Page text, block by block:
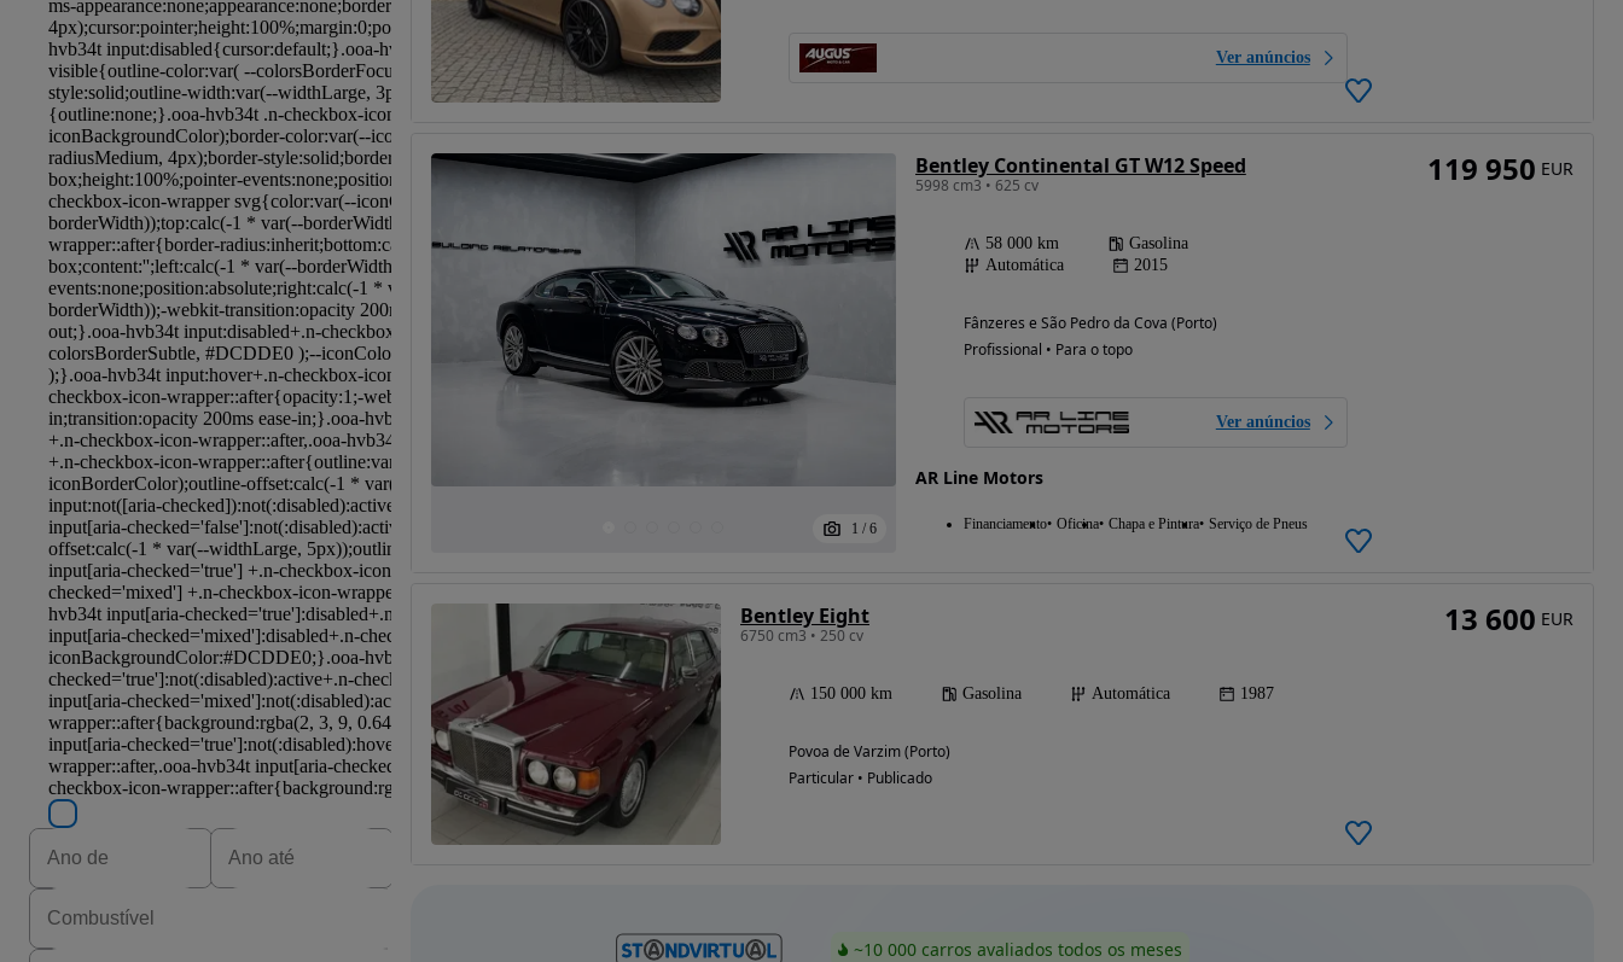
Ver anúncios
1 / 6
Bentley Continental GT W12 Speed
5998 cm3 • 625 cv
58 000 km
Gasolina
Automática
2015
Fânzeres e São Pedro da Cova (Porto)
Profissional • Para o topo
Ver anúncios
AR Line Motors
Financiamento Oficina Chapa e Pintura Serviço de Pneus
119 950 EUR
Bentley Eight
6750 cm3 • 250 cv
150 000 km Gasolina Automática 1987
Povoa de Varzim (Porto)
Particular • Publicado
13 600 EUR
~10 000 carros avaliados todos os meses